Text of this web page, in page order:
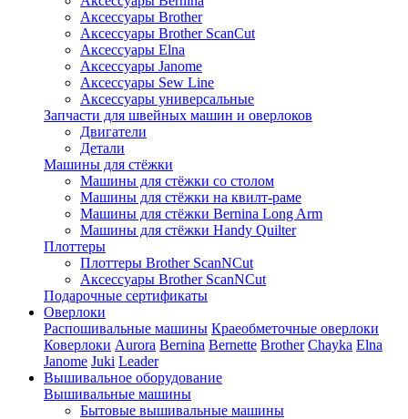
Аксессуары Brother
Аксессуары Brother ScanCut
Аксессуары Elna
Аксессуары Janome
Аксессуары Sew Line
Аксессуары универсальные
Запчасти для швейных машин и оверлоков
Двигатели
Детали
Машины для стёжки
Машины для стёжки со столом
Машины для стёжки на квилт-раме
Машины для стёжки Bernina Long Arm
Машины для стёжки Handy Quilter
Плоттеры
Плоттеры Brother ScanNCut
Аксессуары Brother ScanNCut
Подарочные сертификаты
Оверлоки
Распошивальные машины Краеобметочные оверлоки
Коверлоки Aurora Bernina Bernette Brother Chayka Elna
Janome Juki Leader
Вышивальное оборудование
Вышивальные машины
Бытовые вышивальные машины